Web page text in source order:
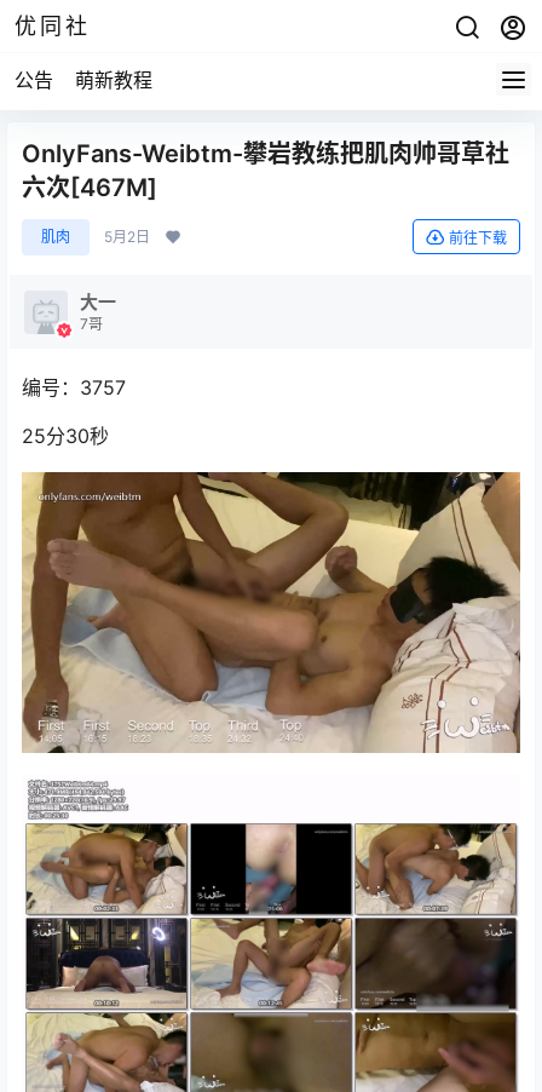
优同社
公告 萌新教程
OnlyFans-Weibtm-攀岩教练把肌肉帅哥草社
六次[467M]
肌肉 5月2日 前往下载
大一
7哥
编号：3757
25分30秒